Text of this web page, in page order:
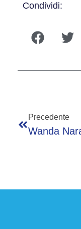
Condividi:
Precedente